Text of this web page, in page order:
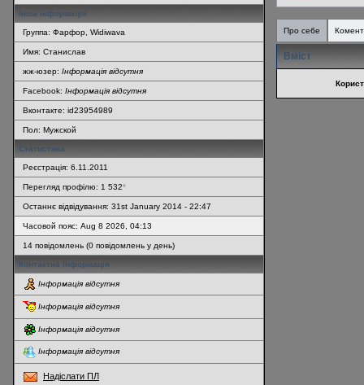
Інша інформація
Группа: Фарфор, Widiwava
Имя: Станислав
жж-юзер: Інформація відсутня
Facebook: Інформація відсутня
Вконтакте: id23954989
Пол: Мужской
Статистика
Реєстрація: 6.11.2011
Перегляд профілю: 1 532*
Останнє відвідування: 31st January 2014 - 22:47
Часовой пояс: Aug 8 2026, 04:13
14 повідомлень (0 повідомлень у день)
Контактна інформація
Інформація відсутня
Інформація відсутня
Інформація відсутня
Інформація відсутня
Надіслати ПЛ
Про себе
Вміст